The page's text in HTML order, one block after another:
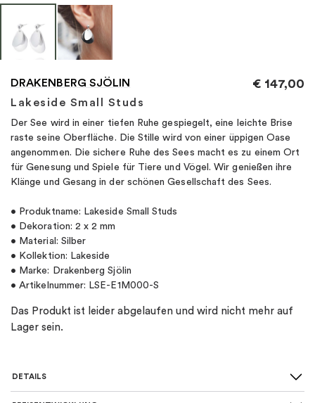
DRAKENBERG SJÖLIN
Lakeside Small Studs
€ 147,00
Der See wird in einer tiefen Ruhe gespiegelt, eine leichte Brise
raste seine Oberfläche. Die Stille wird von einer üppigen Oase
angenommen. Die sichere Ruhe des Sees macht es zu einem Ort
für Genesung und Spiele für Tiere und Vögel. Wir genießen ihre
Klänge und Gesang in der schönen Gesellschaft des Sees.
• Produktname: Lakeside Small Studs
• Dekoration: 2 x 2 mm
• Material: Silber
• Kollektion: Lakeside
• Marke: Drakenberg Sjölin
• Artikelnummer: LSE-E1M000-S
Das Produkt ist leider abgelaufen und wird nicht mehr auf
Lager sein.
DETAILS